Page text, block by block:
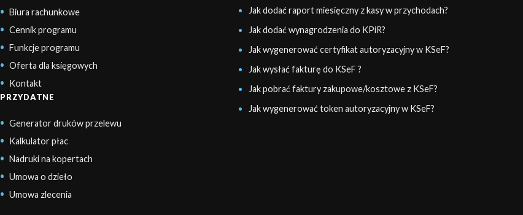
Biura rachunkowe
Cennik programu
Funkcje programu
Oferta dla księgowych
Kontakt
PRZYDATNE
Generator druków przelewu
Kalkulator płac
Nadruki na kopertach
Umowa o dzieło
Umowa zlecenia
Jak dodać raport miesięczny z kasy w przychodach?
Jak dodać wynagrodzenia do KPiR?
Jak wygenerować certyfikat autoryzacyjny w KSeF?
Jak wysłać fakturę do KSeF ?
Jak pobrać faktury zakupowe/kosztowe z KSeF?
Jak wygenerować token autoryzacyjny w KSeF?